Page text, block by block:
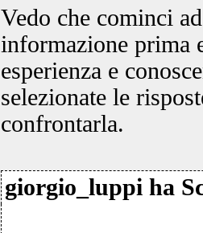
Vedo che cominci
informazione prima
esperienza e
selezionate le
confrontarla.
giorgio_luppi ha